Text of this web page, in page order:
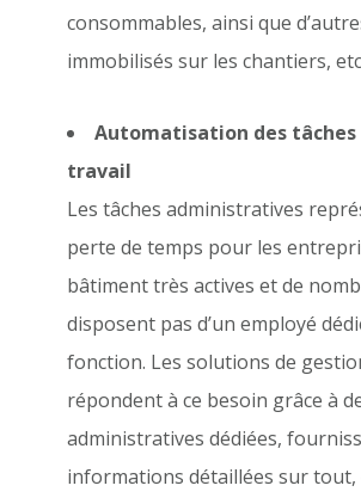
consommables, ainsi que
immobilisés sur les chantiers,
Automatisation des tâches
travail
Les tâches administratives
perte de temps pour les
bâtiment très actives et de
disposent pas d’un employé
fonction. Les solutions de
répondent à ce besoin grâce à
administratives dédiées,
informations détaillées sur tout,